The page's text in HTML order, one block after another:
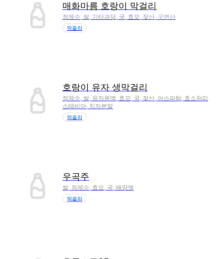
매화마름 호랑이 막걸리
정제수, 쌀, 기타과당, 국, 효모, 젖산, 구연산
막걸리
호랑이 유자 생막걸리
정제수, 쌀, 유자원액, 효모, 국, 젖산, 아스파탐, 효소처리
스테비아, 치자분말
막걸리
우곡주
쌀, 정제수, 효모, 국, 배양액
막걸리